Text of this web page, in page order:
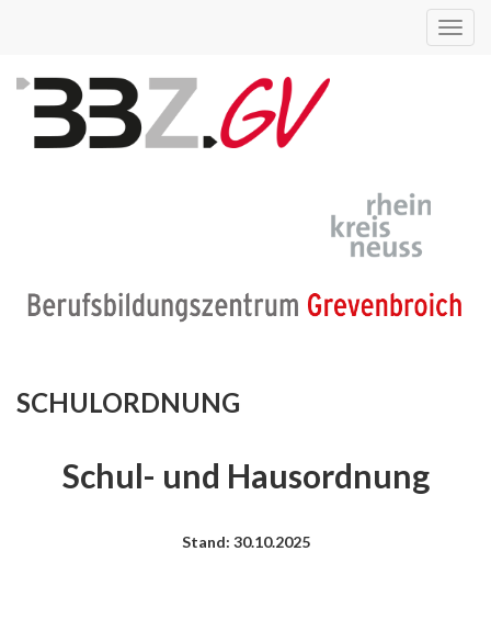
SCHULORDNUNG
Schul- und Hausordnung
Stand: 30.10.2025